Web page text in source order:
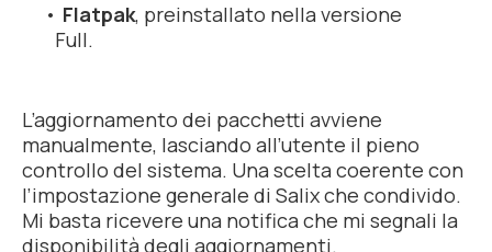
Flatpak, preinstallato nella versione
Full.
L’aggiornamento dei pacchetti avviene
manualmente, lasciando all’utente il pieno
controllo del sistema. Una scelta coerente con
l’impostazione generale di Salix che condivido.
Mi basta ricevere una notifica che mi segnali la
disponibilità degli aggiornamenti.